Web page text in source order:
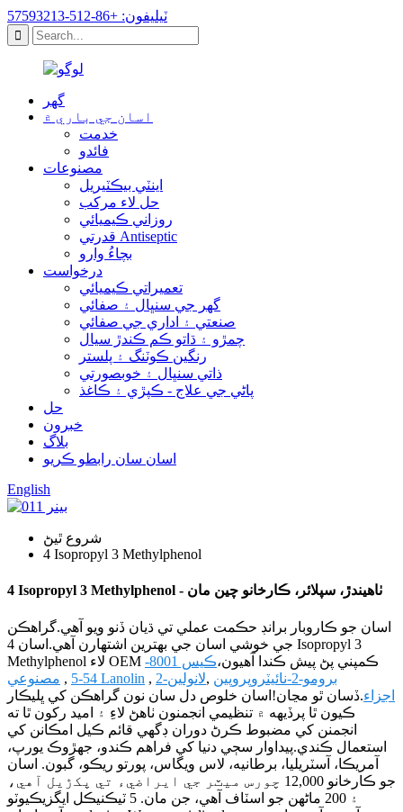
ٽيليفون: +86-512-57593213
گهر
اسان جي باري ۾
خدمت
فائدو
مصنوعات
اينٽي بيڪٽيريل
حل لاء مرکب
روزاني ڪيميائي
قدرتي Antiseptic
بچاءُ وارو
درخواست
تعميراتي ڪيميائي
گھر جي سنڀال ۽ صفائي
صنعتي ۽ اداري جي صفائي
چمڙو ۽ ڌاتو ڪم ڪندڙ سيال
رنگين ڪوٽنگ ۽ پلستر
ذاتي سنڀال ۽ خوبصورتي
پاڻي جي علاج - ڪپڙي ۽ ڪاغذ
حل
خبرون
بلاگ
اسان سان رابطو ڪريو
English
شروع ٿيڻ
4 Isopropyl 3 Methylphenol
4 Isopropyl 3 Methylphenol - ٺاهيندڙ، سپلائر، ڪارخانو چين مان
اسان جو ڪاروبار برانڊ حڪمت عملي تي ڌيان ڏنو ويو آهي.گراهڪن
جي خوشي اسان جي بهترين اشتهارن آهي.اسان 4 Isopropyl 3
Methylphenol لاء OEM ڪمپني پڻ پيش ڪندا آهيون،
ڪيس 8001-
54-5
, مصنوعي Lanolin , 2-برومو-2-نائيٽروپروپين ,لانولين
اجزاء.ڏسان ٿو مڃان!اسان خلوص دل سان نون گراهڪن کي ڀليڪار
ڪيون ٿا پرڏيهه ۾ تنظيمي انجمنون ٺاهڻ لاءِ ۽ اميد رکون ٿا ته
انجمنن کي مضبوط ڪرڻ دوران ڊگهي قائم ڪيل امڪانن کي
استعمال ڪندي.پيداوار سڄي دنيا کي فراهم ڪندو، جهڙوڪ يورپ،
آمريڪا، آسٽريليا، برطانيه، لاس ويگاس، پورتو ريڪو، گبون. اسان
جو ڪارخانو 12,000 چورس ميٽر جي ايراضيء تي پکڙيل آهي،
۽ 200 ماڻهن جو اسٽاف آهي، جن مان. 5 ٽيڪنيڪل ايگزيڪيوٽو